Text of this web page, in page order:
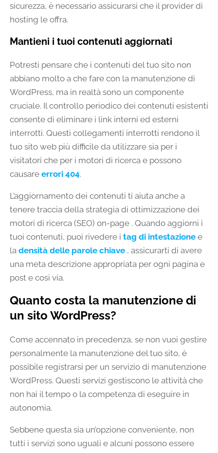
sicurezza, è necessario assicurarsi che il provider di
hosting le offra.
Mantieni i tuoi contenuti aggiornati
Potresti pensare che i contenuti del tuo sito non
abbiano molto a che fare con la manutenzione di
WordPress, ma in realtà sono un componente
cruciale. Il controllo periodico dei contenuti esistenti
consente di eliminare i link interni ed esterni
interrotti. Questi collegamenti interrotti rendono il
tuo sito web più difficile da utilizzare sia per i
visitatori che per i motori di ricerca e possono
causare errori 404.
L’aggiornamento dei contenuti ti aiuta anche a
tenere traccia della strategia di ottimizzazione dei
motori di ricerca (SEO) on-page . Quando aggiorni i
tuoi contenuti, puoi rivedere i tag di intestazione e
la densità delle parole chiave , assicurarti di avere
una meta descrizione appropriata per ogni pagina e
post e così via.
Quanto costa la manutenzione di
un sito WordPress?
Come accennato in precedenza, se non vuoi gestire
personalmente la manutenzione del tuo sito, è
possibile registrarsi per un servizio di manutenzione
WordPress. Questi servizi gestiscono le attività che
non hai il tempo o la competenza di eseguire in
autonomia.
Sebbene questa sia un’opzione conveniente, non
tutti i servizi sono uguali e alcuni possono essere